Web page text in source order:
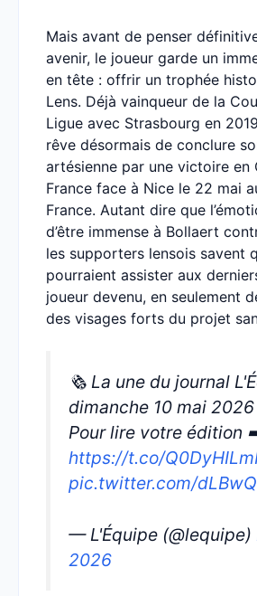
Mais avant de penser
avenir, le joueur garde un
en tête : offrir un trophée
Lens. Déjà vainqueur de la
Ligue avec Strasbourg en
rêve désormais de conclure
artésienne par une victoire en
France face à Nice le 22 mai
France. Autant dire que
d’être immense à Bollaert
les supporters lensois savent
pourraient assister aux
joueur devenu, en seulement
des visages forts du projet
🗞️ La une du journal
dimanche 10 mai 2026
Pour lire votre édition
https://t.co/
pic.twitter.com/
— L'Équipe (@lequipe)
2026